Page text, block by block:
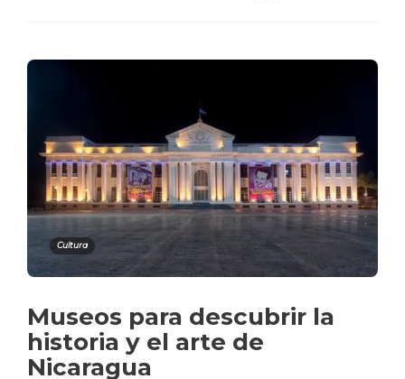
Cultura
Museos para descubrir la
historia y el arte de
Nicaragua